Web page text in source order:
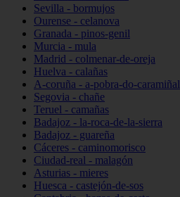
Sevilla - bormujos
Ourense - celanova
Granada - pinos-genil
Murcia - mula
Madrid - colmenar-de-oreja
Huelva - calañas
A-coruña - a-pobra-do-caramiñal
Segovia - chañe
Teruel - camañas
Badajoz - la-roca-de-la-sierra
Badajoz - guareña
Cáceres - caminomorisco
Ciudad-real - malagón
Asturias - mieres
Huesca - castejón-de-sos